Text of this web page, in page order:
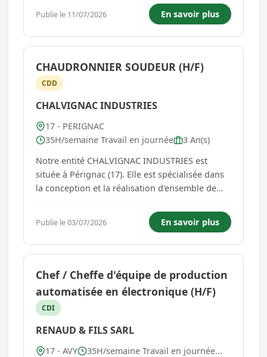
mécaniques et hydraulique. - Intervention sur
des systèmes de freinage aéronautiques. -
Respect des procédures qualité, sécurité...
Publie le 11/07/2026 En savoir plus
CHAUDRONNIER SOUDEUR (H/F)
CDD
CHALVIGNAC INDUSTRIES
17 - PERIGNAC
35H/semaine Travail en journée
3 An(s)
Notre entité CHALVIGNAC INDUSTRIES est
située à Pérignac (17). Elle est spécialisée dans
la conception et la réalisation d'ensemble de
pharmaceutique, chimique et agro-alimentaire.
Rattaché au Responsable de production, vous
avez en charge l...
Publie le 03/07/2026 En savoir plus
Chef / Cheffe d'équipe de production
automatisée en électronique (H/F)
CDI
RENAUD & FILS SARL
17 - AVY
35H/semaine Travail en journée...